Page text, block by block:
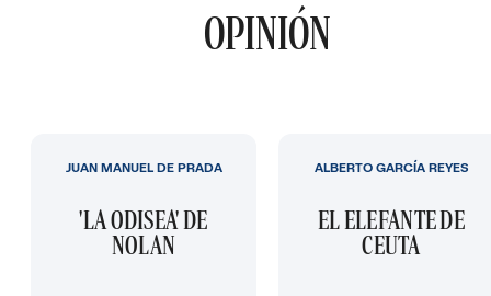
OPINIÓN
'LA ODISEA' DE
NOLAN
JUAN MANUEL DE PRADA
EL ELEFANTE DE
CEUTA
ALBERTO GARCÍA REYES